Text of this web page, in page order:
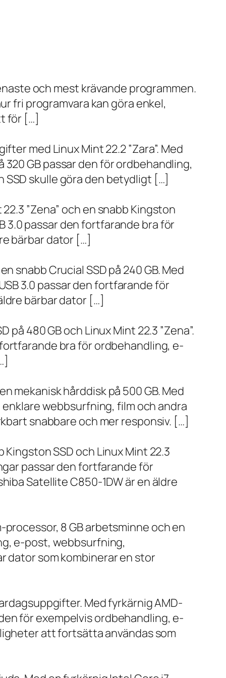
och mest krävande programmen.
fri programvara kan göra enkel,
för […]
med Linux Mint 22.2 ”Zara”. Med
GB passar den för ordbehandling,
skulle göra den betydligt […]
”Zena” och en snabb Kingston
3.0 passar den fortfarande bra för
bärbar dator […]
snabb Crucial SSD på 240 GB. Med
3.0 passar den fortfarande för
bärbar dator […]
480 GB och Linux Mint 22.3 ”Zena”.
bra för ordbehandling, e-
mekanisk hårddisk på 500 GB. Med
webbsurfning, film och andra
snabbare och mer responsiv. […]
SSD och Linux Mint 22.3
passar den fortfarande för
Satellite C850-1DW är en äldre
8 GB arbetsminne och en
e-post, webbsurfning,
dator som kombinerar en stor
Med fyrkärnig AMD-
för exempelvis ordbehandling, e-
att fortsätta användas som